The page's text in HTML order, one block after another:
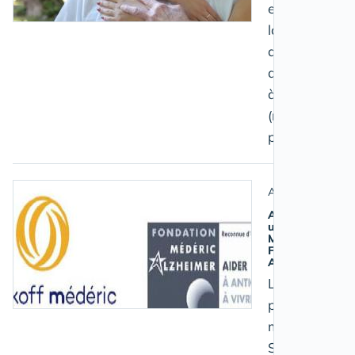
expérimenter
la mise œuvre
de prestations
de suppléance
à domicile
(relayage) du
proche aidant
Aidant salarié
Aidants
une étude
Médéric et la
Fondation
Alzheimer
Les résultats
première
miroir
Salariés/